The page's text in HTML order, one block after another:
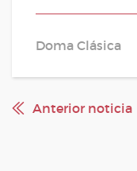
Doma Clásica
Anterior noticia